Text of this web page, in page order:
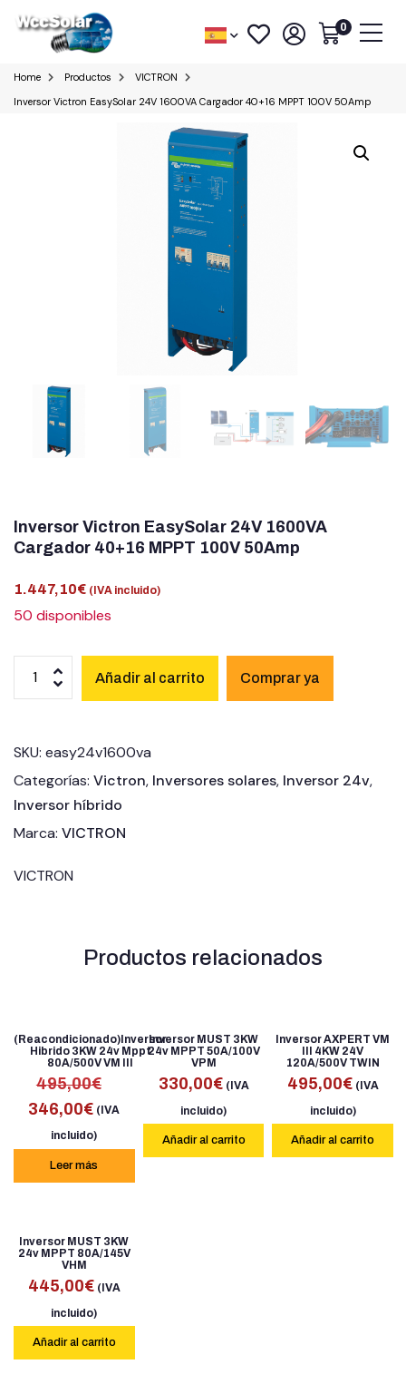
0
Home Productos
VICTRON
Inversor Victron EasySolar 24V 1600VA Cargador 40+16 MPPT 100V 50Amp
Inversor Victron EasySolar 24V 1600VA
Cargador 40+16 MPPT 100V 50Amp
1.447,10€ (IVA incluido)
50 disponibles
Añadir al carrito
SKU: easy24v1600va
Categorías: Victron, Inversores solares, Inversor 24v,
Inversor híbrido
Marca: VICTRON
VICTRON
Productos relacionados
Oferta
(Reacondicionado)Inversor
Hibrido 3KW 24v Mppt
80A/500V VM III
495,00€
346,00€ (IVA
incluido)
Leer más
Inversor MUST 3KW
24v MPPT 50A/100V
VPM
330,00€ (IVA
incluido)
Añadir al carrito
Inversor AXPERT VM
III 4KW 24V
120A/500V TWIN
495,00€ (IVA
incluido)
Añadir al carrito
Inversor MUST 3KW
24v MPPT 80A/145V
VHM
445,00€ (IVA
incluido)
Añadir al carrito